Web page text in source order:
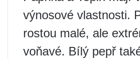
výnosové vlastnosti.
rostou malé, ale
voňavé. Bílý pepř